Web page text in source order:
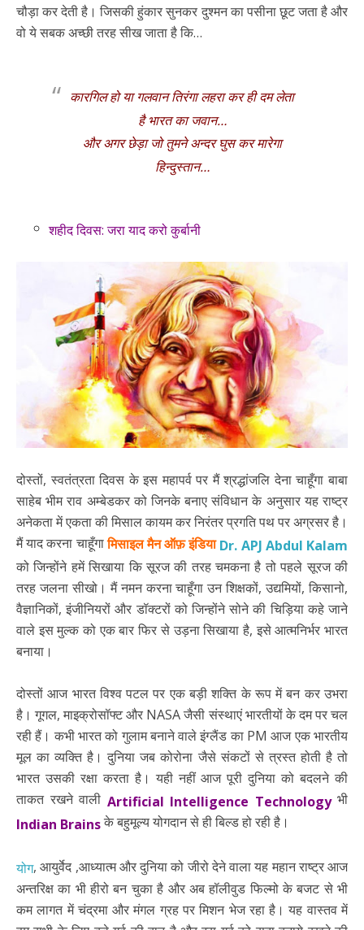
चौड़ा कर देती है। जिसकी हुंकार सुनकर दुश्मन का पसीना छूट जता है और
वो ये सबक अच्छी तरह सीख जाता है कि…
कारगिल हो या गलवान तिरंगा लहरा कर ही दम लेता
है भारत का जवान…
और अगर छेड़ा जो तुमने अन्दर घुस कर मारेगा
हिन्दुस्तान…
शहीद दिवस: जरा याद करो कुर्बानी
दोस्तों, स्वतंत्रता दिवस के इस महापर्व पर मैं श्रद्धांजलि देना चाहूँगा बाबा
साहेब भीम राव अम्बेडकर को जिनके बनाए संविधान के अनुसार यह राष्ट्र
अनेकता में एकता की मिसाल कायम कर निरंतर प्रगति पथ पर अग्रसर है।
मैं याद करना चाहूँगामिसाइल मैन ऑफ़ इंडियाDr. APJ Abdul Kalam
को जिन्होंने हमें सिखाया कि सूरज की तरह चमकना है तो पहले सूरज की
तरह जलना सीखो। मैं नमन करना चाहूँगा उन शिक्षकों, उद्यमियों, किसानो,
वैज्ञानिकों, इंजीनियरों और डॉक्टरों को जिन्होंने सोने की चिड़िया कहे जाने
वाले इस मुल्क को एक बार फिर से उड़ना सिखाया है, इसे आत्मनिर्भर भारत
बनाया।
दोस्तों आज भारत विश्व पटल पर एक बड़ी शक्ति के रूप में बन कर उभरा
है। गूगल, माइक्रोसॉफ्ट और NASA जैसी संस्थाएं भारतीयों के दम पर चल
रही हैं। कभी भारत को गुलाम बनाने वाले इंग्लैंड का PM आज एक भारतीय
मूल का व्यक्ति है। दुनिया जब कोरोना जैसे संकटों से त्रस्त होती है तो
भारत उसकी रक्षा करता है। यही नहीं आज पूरी दुनिया को बदलने की
ताकत रखने वाली Artificial Intelligence Technology भी
Indian Brainsके बहुमूल्य योगदान से ही बिल्ड हो रही है।
योग, आयुर्वेद ,आध्यात्म और दुनिया को जीरो देने वाला यह महान राष्ट्र आज
अन्तरिक्ष का भी हीरो बन चुका है और अब हॉलीवुड फिल्मो के बजट से भी
कम लागत में चंद्रमा और मंगल ग्रह पर मिशन भेज रहा है। यह वास्तव में